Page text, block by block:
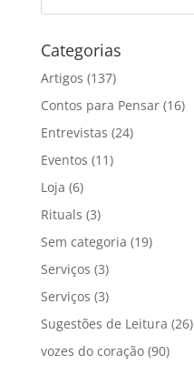
Categorias
Artigos (137)
Contos para Pensar(16)
Entrevistas (24)
Eventos (11)
Loja (6)
Rituals (3)
Sem categoria (19)
Serviços (3)
Serviços (3)
Sugestões de Leitura (26)
vozes do coração(90)